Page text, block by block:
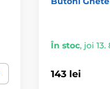
În stoc, joi
143 lei